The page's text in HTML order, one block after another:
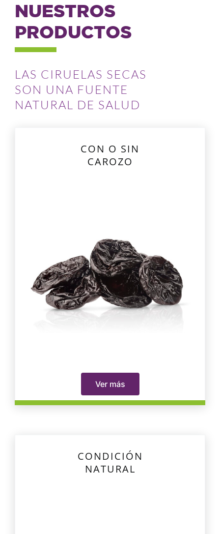
NUESTROS
PRODUCTOS
LAS CIRUELAS SECAS
SON UNA FUENTE
NATURAL DE SALUD
CON O SIN
CAROZO
Ver más
CONDICIÓN
NATURAL